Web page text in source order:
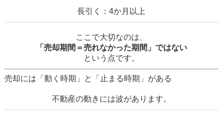
長引く：4か月以上
ここで大切なのは、
「売却期間＝売れなかった期間」ではない
という点です。
売却には「動く時期」と「止まる時期」がある
不動産の動きには波があります。